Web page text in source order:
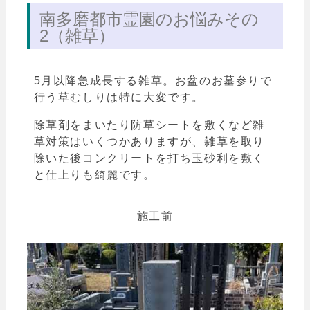
南多磨都市霊園のお悩みその
2（雑草）
5月以降急成長する雑草。お盆のお墓参りで
行う草むしりは特に大変です。
除草剤をまいたり防草シートを敷くなど雑
草対策はいくつかありますが、雑草を取り
除いた後コンクリートを打ち玉砂利を敷く
と仕上りも綺麗です。
施工前